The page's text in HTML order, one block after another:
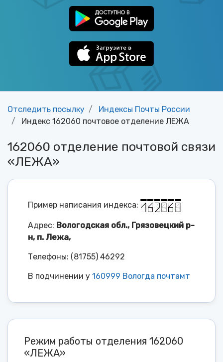
Отследить посылку
Индексы Почты России
Индекс 162060 почтовое отделение ЛЕЖА
162060 отделение почтовой связи
«ЛЕЖА»
Пример написания индекса:
Адрес: Вологодская обл., Грязовецкий р-
н, п. Лежа,
Телефоны: (81755) 46292
В подчинении у 160999 Вологда почтамт
Режим работы отделения 162060
«ЛЕЖА»